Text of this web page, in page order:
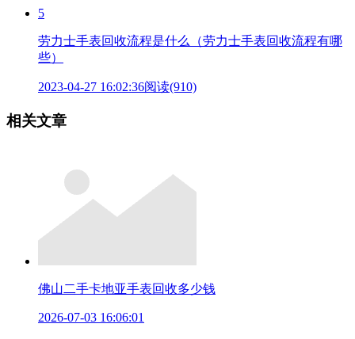
5
劳力士手表回收流程是什么（劳力士手表回收流程有哪
些）
2023-04-27 16:02:36阅读(910)
相关文章
佛山二手卡地亚手表回收多少钱
2026-07-03 16:06:01